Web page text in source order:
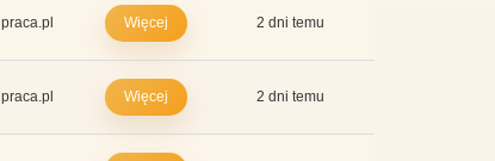
praca.pl Więcej 2 dni temu
praca.pl Więcej 2 dni temu